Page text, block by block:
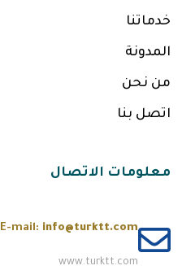
خدماتنا
المدونة
من نحن
اتصل بنا
معلومات الاتصال
E-mail: info@turktt.com
www.turktt.com